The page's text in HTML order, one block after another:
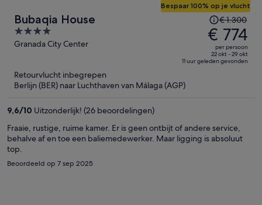
Bubaqia House
4
out
Granada City Center
Bespaar 100% op je vlucht
De
prijs
was
€ 1.300,
de
per
persoon
€ 1.300
€ 774
per persoon
22 okt - 29 okt
11 uur geleden gevonden
Retourvlucht inbegrepen
Berlijn (BER) naar Luchthaven van Málaga (AGP)
9,6/10 Uitzonderlijk! (26 beoordelingen)
Fraaie, rustige, ruime kamer. Er is geen ontbijt of andere service,
behalve af en toe een baliemedewerker. Maar ligging is absoluut
top.
Beoordeeld op 7 sep 2025